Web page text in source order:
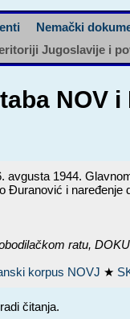
Nemački
Jugoslavije i
NOV
1944.
Đuranović i
ratu,
korpus NOVJ ★
radi čitanja.